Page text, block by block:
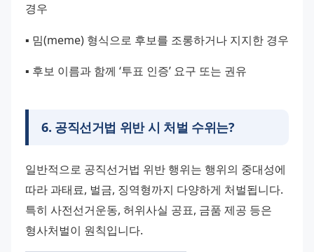
경우
▪️ 밈(meme) 형식으로 후보를 조롱하거나 지지한 경우
▪️ 후보 이름과 함께 ‘투표 인증’ 요구 또는 권유
6. 공직선거법 위반 시 처벌 수위는?
일반적으로 공직선거법 위반 행위는 행위의 중대성에
따라 과태료, 벌금, 징역형까지 다양하게 처벌됩니다.
특히 사전선거운동, 허위사실 공표, 금품 제공 등은
형사처벌이 원칙입니다.